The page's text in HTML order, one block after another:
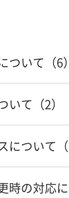
ついて（6）
フォンでコグニ
（または
ドをパソコンに
いて（2）
ォトベースを利
始のご案内」メ
について（
ービス】「決済
時の対応に